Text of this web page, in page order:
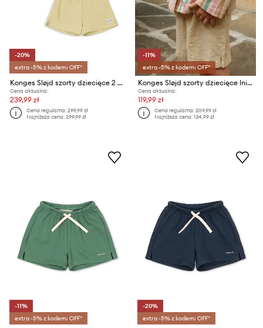
-20%
extra -5% z kodem: OFF*
Konges Sløjd szorty dziecięce 2 PACK ACTY SHORTS
Cena aktualna:
239,99 zł
Cena regularna:299,99 zł
Najniższa cena:299,99 zł
-11%
extra -5% z kodem: OFF*
Konges Sløjd szorty dziecięce lniane FRANZEN LINEN SHORTS
Cena aktualna:
119,99 zł
Cena regularna:209,99 zł
Najniższa cena:134,99 zł
-11%
extra -5% z kodem: OFF*
-20%
extra -5% z kodem: OFF*